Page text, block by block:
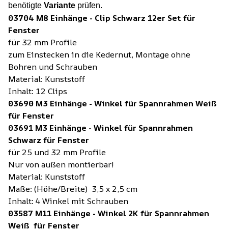
benötigte Variante prüfen.
03704 M8 Einhänge - Clip Schwarz 12er Set für
Fenster
für 32 mm Profile
zum Einstecken in die Kedernut, Montage ohne
Bohren und Schrauben
Material: Kunststoff
Inhalt: 12 Clips
03690 M3 Einhänge - Winkel für Spannrahmen Weiß
für Fenster
03691 M3 Einhänge - Winkel für Spannrahmen
Schwarz für Fenster
für 25 und 32 mm Profile
Nur von außen montierbar!
Material: Kunststoff
Maße: (Höhe/Breite) 3,5 x 2,5 cm
Inhalt: 4 Winkel mit Schrauben
03587 M11 Einhänge - Winkel 2K für Spannrahmen
Weiß für Fenster